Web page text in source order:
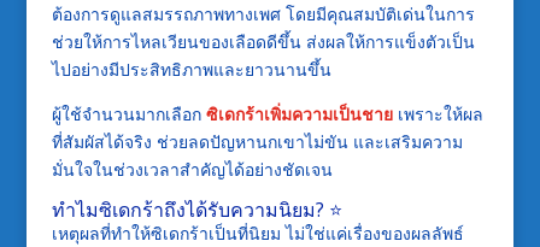
ต้องการดูแลสมรรถภาพทางเพศ โดยมีคุณสมบัติเด่นในการ
ช่วยให้การไหลเวียนของเลือดดีขึ้น ส่งผลให้การแข็งตัวเป็น
ไปอย่างมีประสิทธิภาพและยาวนานขึ้น
ผู้ใช้จำนวนมากเลือก ซิเดกร้าเพิ่มความเป็นชาย เพราะให้ผล
ที่สัมผัสได้จริง ช่วยลดปัญหานกเขาไม่ขัน และเสริมความ
มั่นใจในช่วงเวลาสำคัญได้อย่างชัดเจน
ทำไมซิเดกร้าถึงได้รับความนิยม? ⭐
เหตุผลที่ทำให้ซิเดกร้าเป็นที่นิยม ไม่ใช่แค่เรื่องของผลลัพธ์